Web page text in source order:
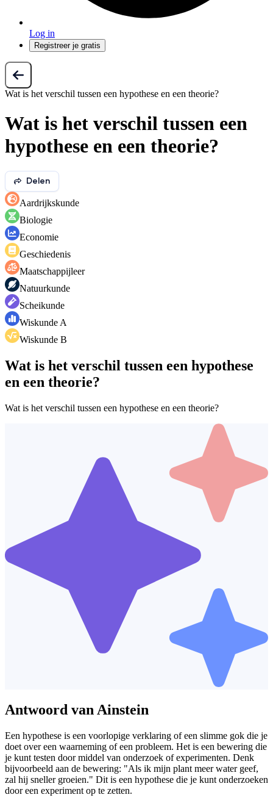
Log in
Registreer je gratis
Wat is het verschil tussen een hypothese en een theorie?
Wat is het verschil tussen een
hypothese en een theorie?
Delen
Aardrijkskunde
Biologie
Economie
Geschiedenis
Maatschappijleer
Natuurkunde
Scheikunde
Wiskunde A
Wiskunde B
Wat is het verschil tussen een hypothese
en een theorie?
Wat is het verschil tussen een hypothese en een theorie?
Antwoord van Ainstein
Een hypothese is een voorlopige verklaring of een slimme gok die je
doet over een waarneming of een probleem. Het is een bewering die
je kunt testen door middel van onderzoek of experimenten. Denk
bijvoorbeeld aan de bewering: "Als ik mijn plant meer water geef,
zal hij sneller groeien." Dit is een hypothese die je kunt onderzoeken
door een experiment op te zetten.